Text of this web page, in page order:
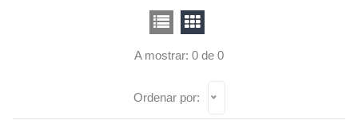
A mostrar: 0 de 0
Ordenar por: